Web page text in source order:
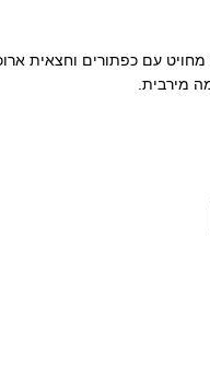
מחויט עם כפתורים וחצאית
מירבית.